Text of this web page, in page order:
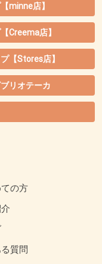
minne店】
Creema店】
【Stores店】
リオテーカ
の方
質問